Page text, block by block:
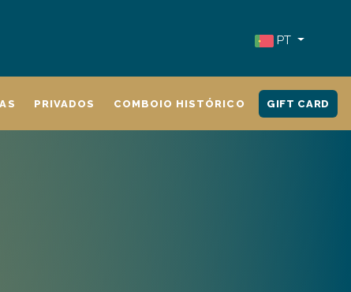
PT
PRIVADOS COMBOIO HISTÓRICO GIFT CARD